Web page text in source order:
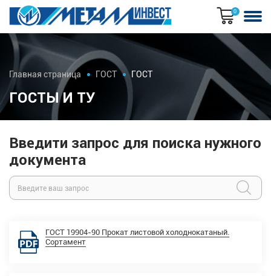
0
Главная страница ГОСТ ГОСТ
ГОСТЫ И ТУ
Введити запрос для поиска нужного
документа
ГОСТ 19904-90 Прокат листовой холоднокатаный.
Сортамент